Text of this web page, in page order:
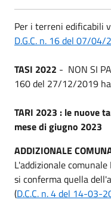
Per i terreni edificabili
D.G.C. n. 16 del 07/04/
TASI 2022 - NON SI
160 del 27/12/2019
TARI 2023 : le nuove
mese di giugno 2023
ADDIZIONALE
L'addizionale
si conferma quella
(D.C.C. n. 4 del 14-03-